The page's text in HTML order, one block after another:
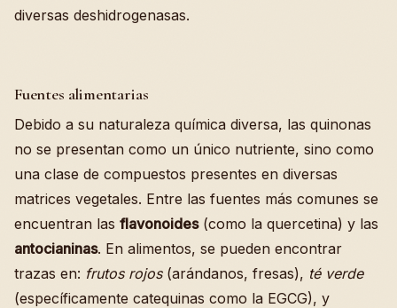
diversas deshidrogenasas.
Fuentes alimentarias
Debido a su naturaleza química diversa, las quinonas
no se presentan como un único nutriente, sino como
una clase de compuestos presentes en diversas
matrices vegetales. Entre las fuentes más comunes se
encuentran las flavonoides(como la quercetina) y las
antocianinas. En alimentos, se pueden encontrar
trazas en: frutos rojos(arándanos, fresas), té verde
(específicamente catequinas como la EGCG), y